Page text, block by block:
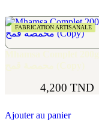
FABRICATION ARTISANALE
4,200 TND
Ajouter au panier